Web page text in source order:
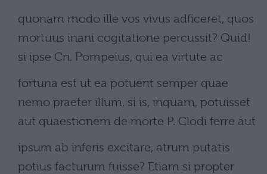
quonam modo ille vos vivus adficeret, quos
mortuus inani cogitatione percussit? Quid!
si ipse Cn. Pompeius, qui ea virtute ac
fortuna est ut ea potuerit semper quae
nemo praeter illum, si is, inquam, potuisset
aut quaestionem de morte P. Clodi ferre aut
ipsum ab inferis excitare, atrum putatis
potius facturum fuisse? Etiam si propter